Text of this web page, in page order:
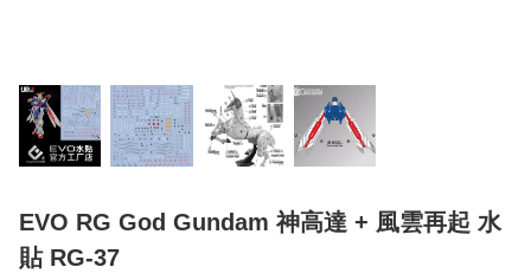
EVO RG God Gundam 神高達 + 風雲再起 水
貼 RG-37